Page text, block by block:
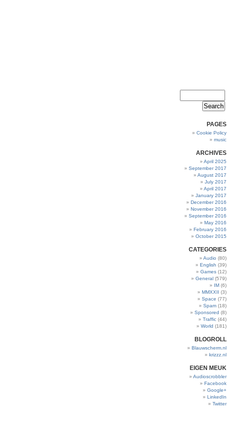
PAGES
Cookie Policy
music
ARCHIVES
April 2025
September 2017
August 2017
July 2017
April 2017
January 2017
December 2016
November 2016
September 2016
May 2016
February 2016
October 2015
CATEGORIES
Audio (80)
English (39)
Games (12)
General (579)
IM (6)
MMXXII (3)
Space (77)
Spam (18)
Sponsored (8)
Traffic (44)
World (181)
BLOGROLL
Blauwscherm.nl
krizzz.nl
EIGEN MEUK
Audioscrobbler
Facebook
Google+
LinkedIn
Twitter